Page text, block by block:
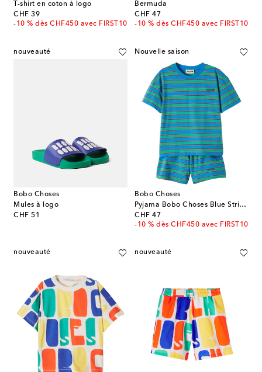
T-shirt en coton à logo
CHF 39
original price
-10 % dès CHF450 avec FIRST10
Bermuda
CHF 47
original price
-10 % dès CHF450 avec FIRST10
nouveauté
Bobo Choses
Mules à logo
CHF 51
original price
Nouvelle saison
Bobo Choses
Pyjama Bobo Choses Blue Stripes en coton
CHF 47
original price
-10 % dès CHF450 avec FIRST10
nouveauté nouveauté